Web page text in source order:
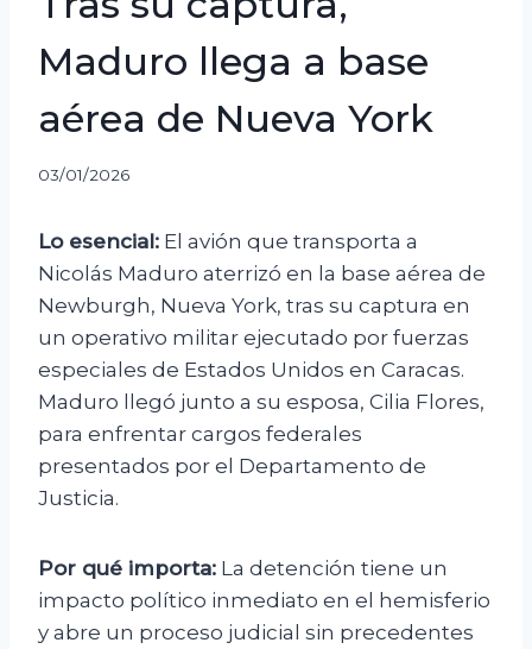
Maduro llega a base
aérea de Nueva York
03/01/2026
Lo esencial: El avión que transporta a
Nicolás Maduro aterrizó en la base aérea de
Newburgh, Nueva York, tras su captura en
un operativo militar ejecutado por fuerzas
especiales de Estados Unidos en Caracas.
Maduro llegó junto a su esposa, Cilia Flores,
para enfrentar cargos federales
presentados por el Departamento de
Justicia.
Por qué importa: La detención tiene un
impacto político inmediato en el hemisferio
y abre un proceso judicial sin precedentes